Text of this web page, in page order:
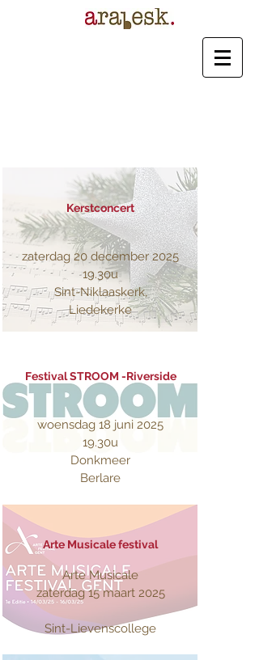
Kerstconcert
zaterdag 20 december 2025
19.30u
Sint-Niklaaskerk,
Liedekerke
Festival STROOM -Riverside
woensdag 18 juni 2025
19.30u
Donkmeer
Berlare
Arte Musicale festival
Arte Musicale
zaterdag 15 maart 2025
Sint-Lievenscollege